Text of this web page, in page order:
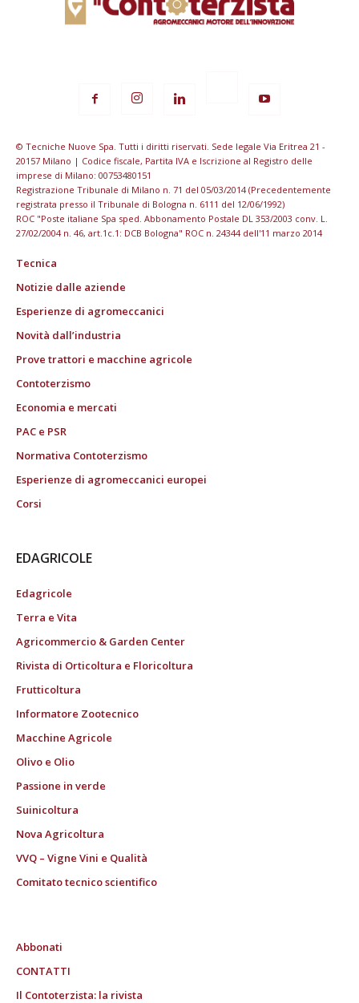
© Tecniche Nuove Spa. Tutti i diritti riservati. Sede legale Via Eritrea 21 -
20157 Milano | Codice fiscale, Partita IVA e Iscrizione al Registro delle
imprese di Milano: 00753480151
Registrazione Tribunale di Milano n. 71 del 05/03/2014 (Precedentemente
registrata presso il Tribunale di Bologna n. 6111 del 12/06/1992)
ROC "Poste italiane Spa sped. Abbonamento Postale DL 353/2003 conv. L.
27/02/2004 n. 46, art.1c.1: DCB Bologna" ROC n. 24344 dell'11 marzo 2014
Tecnica
Notizie dalle aziende
Esperienze di agromeccanici
Novità dall’industria
Prove trattori e macchine agricole
Contoterzismo
Economia e mercati
PAC e PSR
Normativa Contoterzismo
Esperienze di agromeccanici europei
Corsi
EDAGRICOLE
Edagricole
Terra e Vita
Agricommercio & Garden Center
Rivista di Orticoltura e Floricoltura
Frutticoltura
Informatore Zootecnico
Macchine Agricole
Olivo e Olio
Passione in verde
Suinicoltura
Nova Agricoltura
VVQ – Vigne Vini e Qualità
Comitato tecnico scientifico
Abbonati
CONTATTI
Il Contoterzista: la rivista